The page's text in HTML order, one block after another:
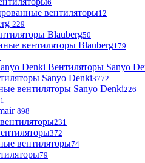
6
вентиляторы12
229
Blauberg50
вентиляторы Blauberg179
Вентиляторы Sanyo
Sanyo Denki3772
вентиляторы Sanyo Denki226
1
898
231
372
вентиляторы74
79